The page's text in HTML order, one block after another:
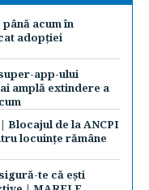
acum în
adopției
app-ului
amplă extindere a
| Blocajul de la ANCPI
locuințe rămâne
te că ești